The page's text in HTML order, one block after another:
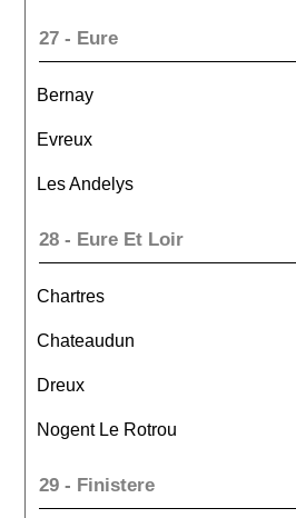
27 - Eure
Bernay
Evreux
Les Andelys
28 - Eure Et Loir
Chartres
Chateaudun
Dreux
Nogent Le Rotrou
29 - Finistere